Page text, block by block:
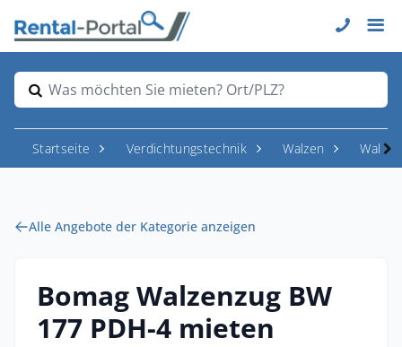
Was möchten Sie mieten? Ort/PLZ?
Startseite Verdichtungstechnik Walzen
Alle Angebote der Kategorie anzeigen
Bomag Walzenzug BW
177 PDH-4 mieten